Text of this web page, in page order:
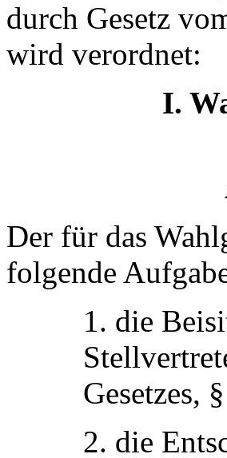
durch Gesetz
wird verordnet:
I.
Der für das
folgende
1. die
Gesetzes,
2. die